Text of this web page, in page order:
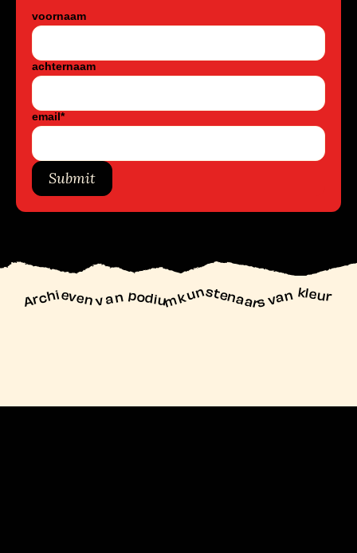
voornaam
achternaam
email*
Submit
Archievenvan podiumkunstenaars van kleur